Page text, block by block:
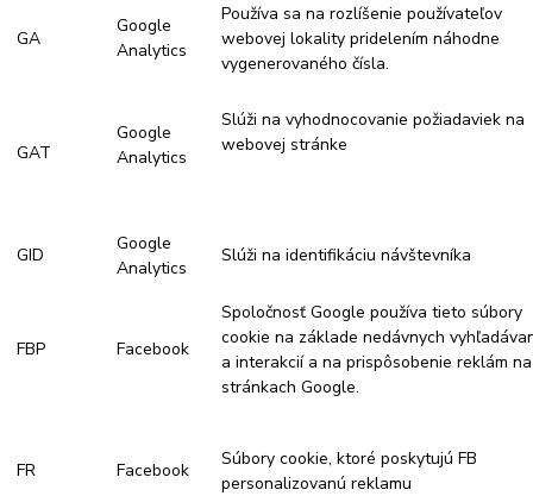
GA
Google
Analytics
Používa sa na rozlíšenie používateľov
webovej lokality pridelením náhodne
vygenerovaného čísla.
GAT
Google
Analytics
Slúži na vyhodnocovanie požiadaviek na
webovej stránke
GID
Google
Analytics
Slúži na identifikáciu návštevníka
FBP Facebook
Spoločnosť Google používa tieto súbory
cookie na základe nedávnych
a interakcií a na prispôsobenie reklám na
stránkach Google.
FR Facebook
Súbory cookie, ktoré poskytujú FB
personalizovanú reklamu